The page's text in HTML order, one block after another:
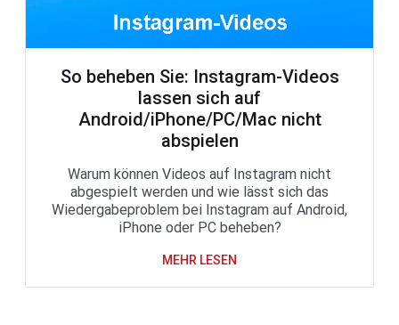
So beheben Sie: Instagram-Videos
lassen sich auf
Android/iPhone/PC/Mac nicht
abspielen
Warum können Videos auf Instagram nicht
abgespielt werden und wie lässt sich das
Wiedergabeproblem bei Instagram auf Android,
iPhone oder PC beheben?
MEHR LESEN